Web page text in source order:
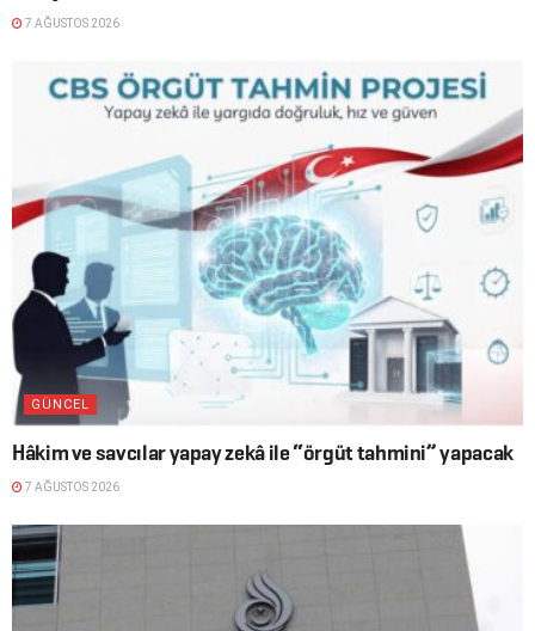
7 AĞUSTOS 2026
GÜNCEL
Hâkim ve savcılar yapay zekâ ile “örgüt tahmini” yapacak
7 AĞUSTOS 2026